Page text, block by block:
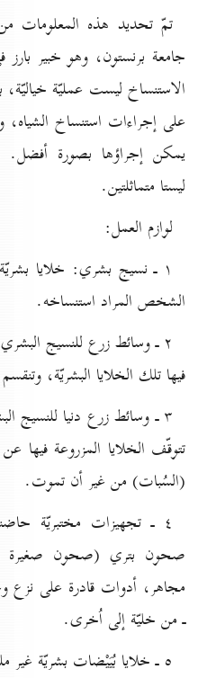
تمّ تحديد هذه المعلومات
جامعة برنستون، وهو خبير
الاستنساخ ليست عمليّة
على إجراءات استنساخ الشياه،
يمكن إجراؤها بصورة أفضل.
ليستا متماثلتين.
لوازم العمل:
۱ ـ نسيج بشري: خلايا
الشخص المراد استنساخه.
۲ ـ وسائط زرع للنسيج
فيها تلك الخلايا البشريّة،
۳ ـ وسائط زرع دنيا
تتوقّف الخلايا المزروعة فيها
(السُبات) من غير أن تموت.
٤ ـ تجهيزات مختبريّة
صحون بتري (صحون صغيرة
مجاهر، أدوات قادرة على نزع
ـ من خليّة إلى اُخرى.
٥ ـ خلايا بُيَيْضات بشريّة غير ملقّحة.